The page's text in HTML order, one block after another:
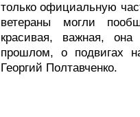
только официальную
ветераны могли
красивая, важная,
прошлом, о подвигах
Георгий Полтавченко.